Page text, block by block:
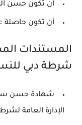
أن تكون حسن
أن تكون حاصلة
المستندات
شرطة دبي
شهادة حسن
الإدارة العامة